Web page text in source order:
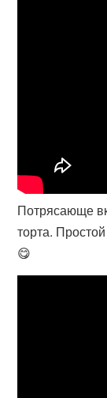
Потрясающе
торта.
😋